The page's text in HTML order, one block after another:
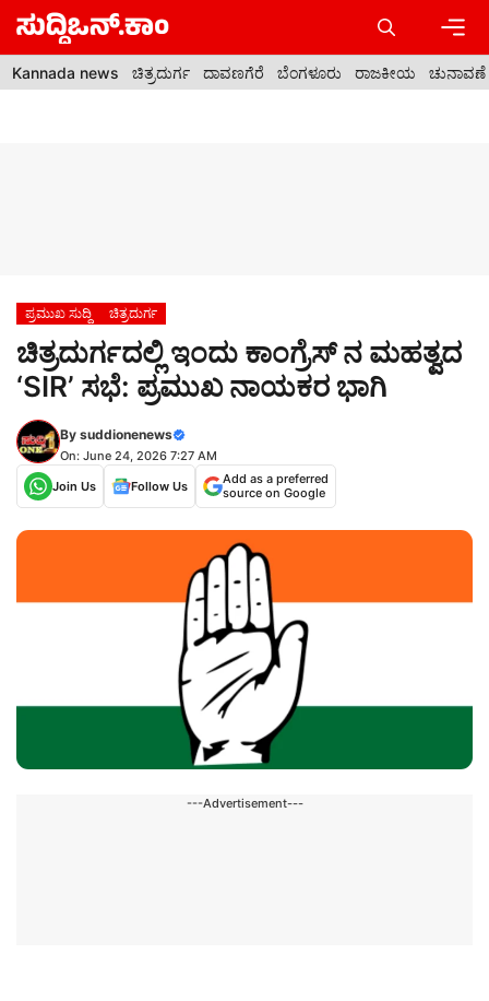
Skip
content
Kannada news ಚಿತ್ರದುರ್ಗ ದಾವಣಗೆರೆ ಬೆಂಗಳೂರು ರಾಜಕೀಯ ಚುನಾವಣೆ
ಪ್ರಮುಖ ಸುದ್ದಿ ಚಿತ್ರದುರ್ಗ
ಚಿತ್ರದುರ್ಗದಲ್ಲಿ ಇಂದು ಕಾಂಗ್ರೆಸ್‌ ನ ಮಹತ್ವದ
‘SIR’ ಸಭೆ: ಪ್ರಮುಖ ನಾಯಕರ ಭಾಗಿ
By suddionenews
On: June 24, 2026 7:27 AM
Join Us
Follow Us
Add as a preferred
source on Google
---Advertisement---